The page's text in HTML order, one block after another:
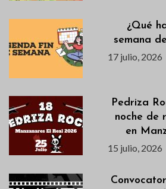
¿Qué
semana
17 julio, 2026
Pedriza
noche de
en
15 julio, 2026